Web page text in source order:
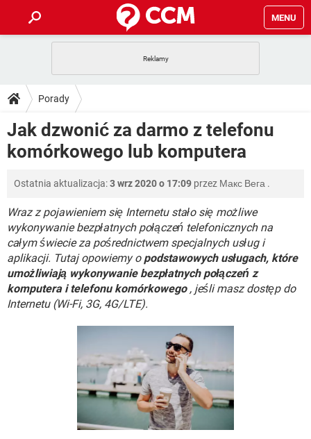
MENU
GRY
SPOTIFY NETFLIX
INSTAGRAM FACEBOOK
PORADY
PlayStation
GRY WHATSAPP
NETFLIX
INSTAGRAM FACEBOOK
WINDOWS 10
DO POBRANIA
ANDROID TIKTOK
INSTAGRAM FACEBOOK
WINDOWS 10
FORUM
COVID-19 TIKTOK
GRY WHATSAPP
SPOTIFY NETFLIX
INSTAGRAM FACEBOOK
WINDOWS 10
COVID-19 TIKTOK
GRY WHATSAPP
SPOTIFY NETFLIX
INSTAGRAM FACEBOOK
Porady
Jak dzwonić za darmo z telefonu
komórkowego lub komputera
Ostatnia aktualizacja:3 wrz 2020 o 17:09 przez Макс Вега .
Wraz z pojawieniem się Internetu stało się możliwe
wykonywanie bezpłatnych połączeń telefonicznych na
całym świecie za pośrednictwem specjalnych usług i
aplikacji. Tutaj opowiemy o podstawowych usługach, które
umożliwiają wykonywanie bezpłatnych połączeń z
komputera i telefonu komórkowego, jeśli masz dostęp do
Internetu (Wi-Fi, 3G, 4G/LTE).